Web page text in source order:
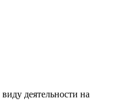
деятельности на